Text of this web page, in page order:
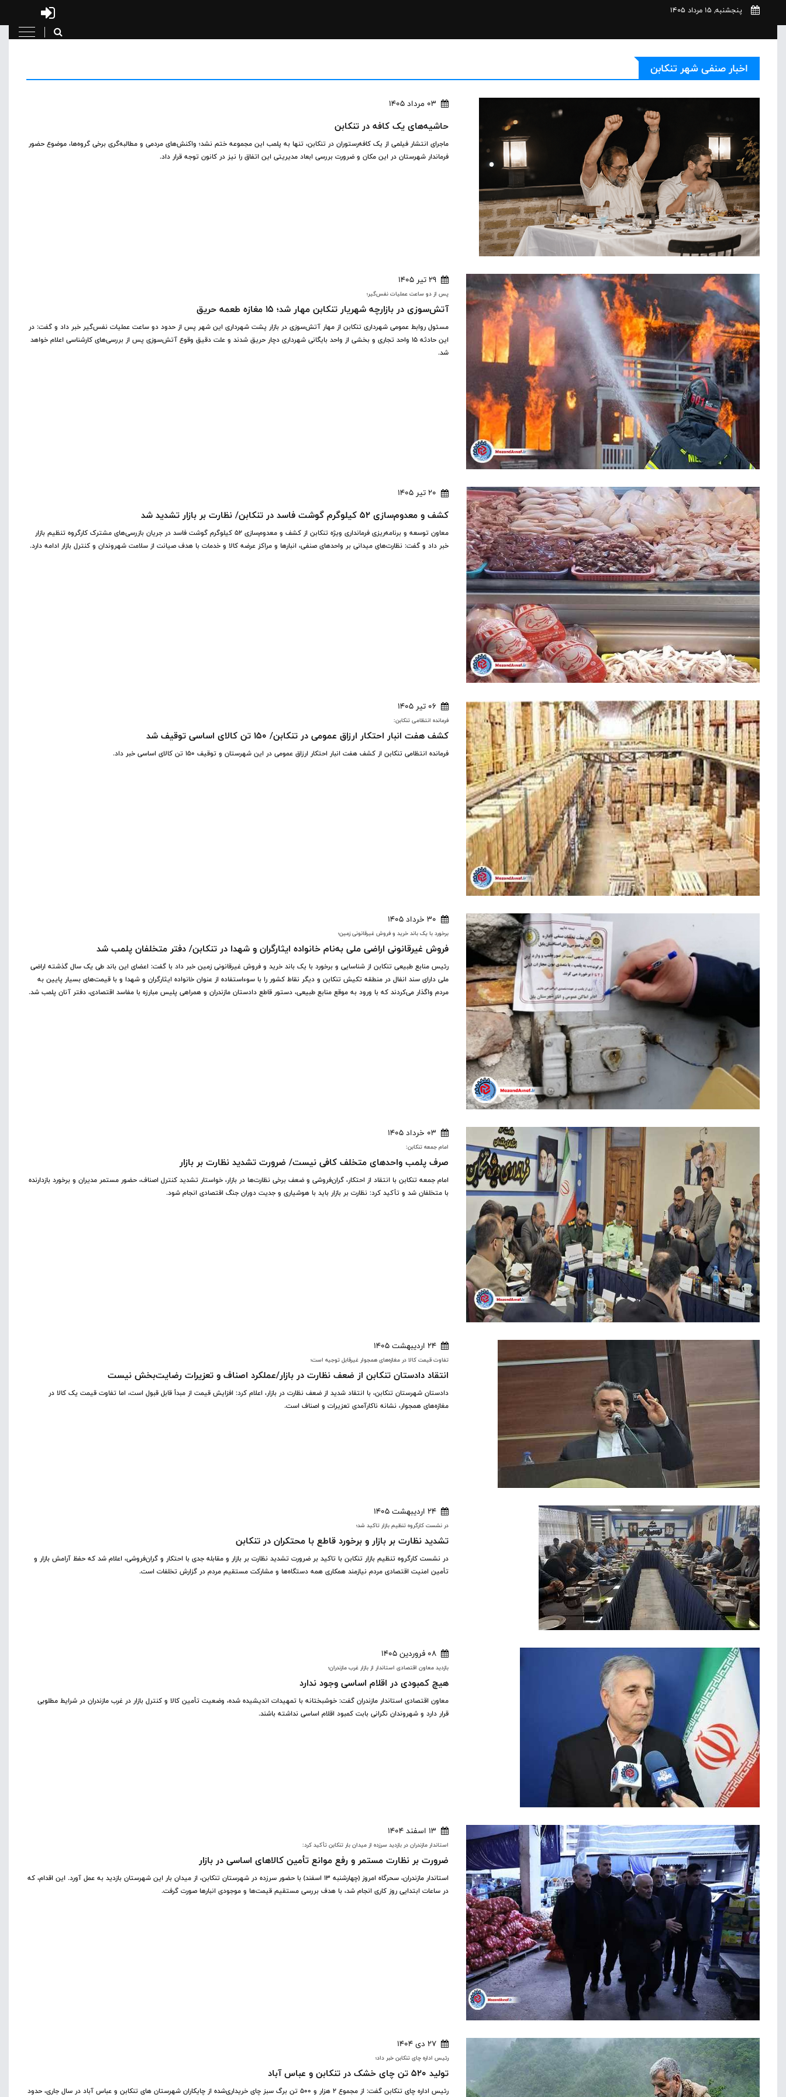
پنجشنبه, 15 مرداد 1405
اخبار صنفی شهر تنکابن
03 مرداد 1405
حاشیه‌های یک کافه در تنکابن
ماجرای انتشار فیلمی از یک کافه‌رستوران در تنکابن، تنها به پلمب این مجموعه ختم نشد؛ واکنش‌های مردمی و مطالبه‌گری برخی گروه‌ها، موضوع حضور
فرماندار شهرستان در این مکان و ضرورت بررسی ابعاد مدیریتی این اتفاق را نیز در کانون توجه قرار داد.
29 تیر 1405
پس از دو ساعت عملیات نفس‌گیر؛
آتش‌سوزی در بازارچه شهریار تنکابن مهار شد؛ ۱۵ مغازه طعمه حریق
مسئول روابط عمومی شهرداری تنکابن از مهار آتش‌سوزی در بازار پشت شهرداری این شهر پس از حدود دو ساعت عملیات نفس‌گیر خبر داد و گفت: در
این حادثه ۱۵ واحد تجاری و بخشی از واحد بایگانی شهرداری دچار حریق شدند و علت دقیق وقوع آتش‌سوزی پس از بررسی‌های کارشناسی اعلام خواهد
شد.
20 تیر 1405
کشف و معدوم‌سازی ۵۲ کیلوگرم گوشت فاسد در تنکابن/ نظارت بر بازار تشدید شد
معاون توسعه و برنامه‌ریزی فرمانداری ویژه تنکابن از کشف و معدوم‌سازی ۵۲ کیلوگرم گوشت فاسد در جریان بازرسی‌های مشترک کارگروه تنظیم بازار
خبر داد و گفت: نظارت‌های میدانی بر واحدهای صنفی، انبارها و مراکز عرضه کالا و خدمات با هدف صیانت از سلامت شهروندان و کنترل بازار ادامه دارد.
06 تیر 1405
فرمانده انتظامی تنکابن:
کشف هفت انبار احتکار ارزاق عمومی در تنکابن/ ۱۵۰ تن کالای اساسی توقیف شد
فرمانده انتظامی تنکابن از کشف هفت انبار احتکار ارزاق عمومی در این شهرستان و توقیف ۱۵۰ تن کالای اساسی خبر داد.
30 خرداد 1405
برخورد با یک باند خرید و فروش غیرقانونی زمین؛
فروش غیرقانونی اراضی ملی به‌نام خانواده ایثارگران و شهدا در تنکابن/ دفتر متخلفان پلمب شد
رئیس منابع طبیعی تنکابن از شناسایی و برخورد با یک باند خرید و فروش غیرقانونی زمین خبر داد با گفت: اعضای این باند طی یک سال گذشته اراضی
ملی دارای سند انفال در منطقه تکیش تنکابن و دیگر نقاط کشور را با سوءاستفاده از عنوان خانواده ایثارگران و شهدا و با قیمت‌های بسیار پایین به
مردم واگذار می‌کردند که با ورود به موقع منابع طبیعی، دستور قاطع دادستان مازندران و همراهی پلیس مبارزه با مفاسد اقتصادی، دفتر آنان پلمب شد.
03 خرداد 1405
امام جمعه تنکابن:
صرف پلمب واحدهای متخلف کافی نیست/ ضرورت تشدید نظارت بر بازار
امام جمعه تنکابن با انتقاد از احتکار، گران‌فروشی و ضعف برخی نظارت‌ها در بازار، خواستار تشدید کنترل اصناف، حضور مستمر مدیران و برخورد بازدارنده
با متخلفان شد و تأکید کرد: نظارت بر بازار باید با هوشیاری و جدیت دوران جنگ اقتصادی انجام شود.
24 اردیبهشت 1405
تفاوت قیمت کالا در مغازه‌های همجوار غیرقابل توجیه است؛
انتقاد دادستان تنکابن از ضعف نظارت در بازار/عملکرد اصناف و تعزیرات رضایت‌بخش نیست
دادستان شهرستان تنکابن، با انتقاد شدید از ضعف نظارت در بازار، اعلام کرد: افزایش قیمت از مبدأ قابل قبول است، اما تفاوت قیمت یک کالا در
مغازه‌های همجوار، نشانه ناکارآمدی تعزیرات و اصناف است.
24 اردیبهشت 1405
در نشست کارگروه تنظیم بازار تاکید شد؛
تشدید نظارت بر بازار و برخورد قاطع با محتکران در تنکابن
در نشست کارگروه تنظیم بازار تنکابن با تاکید بر ضرورت تشدید نظارت بر بازار و مقابله جدی با احتکار و گران‌فروشی، اعلام شد که حفظ آرامش بازار و
تأمین امنیت اقتصادی مردم نیازمند همکاری همه دستگاه‌ها و مشارکت مستقیم مردم در گزارش تخلفات است.
08 فروردین 1405
بازدید معاون اقتصادی استاندار از بازار غرب مازندران؛
هیچ کمبودی در اقلام اساسی وجود ندارد
معاون اقتصادی استاندار مازندران گفت: خوشبختانه با تمهیدات اندیشیده شده، وضعیت تأمین کالا و کنترل بازار در غرب مازندران در شرایط مطلوبی
قرار دارد و شهروندان نگرانی بابت کمبود اقلام اساسی نداشته باشند.
13 اسفند 1404
استاندار مازندران در بازدید سرزده از میدان بار تنکابن تأکید کرد:
ضرورت بر نظارت مستمر و رفع موانع تأمین کالاهای اساسی در بازار
استاندار مازندران، سحرگاه امروز (چهارشنبه ۱۳ اسفند) با حضور سرزده در شهرستان تنکابن، از میدان بار این شهرستان بازدید به عمل آورد. این اقدام، که
در ساعات ابتدایی روز کاری انجام شد، با هدف بررسی مستقیم قیمت‌ها و موجودی انبارها صورت گرفت. ‎
27 دی 1404
رئیس اداره چای تنکابن خبر داد؛
تولید ۵۲۰ تن چای خشک در تنکابن و عباس آباد
رئیس اداره چای تنکابن گفت: از مجموع ۲ هزار و ۵۰۰ تن برگ سبز چای خریداری‌شده از چایکاران شهرستان های تنکابن و عباس آباد در سال جاری، حدود